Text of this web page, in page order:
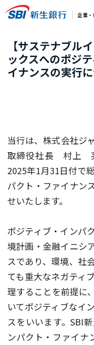
【サステナブル
ックスへのポジ
イナンスの実行
当行は、株式会社ジ
取締役社長 村上
2025年1月31日付で
パクト・ファイナン
せいたします。
ポジティブ・インパ
境計画・金融イニシ
スであり、環境、社
ても重大なネガティ
理することを前提に
いてポジティブなイ
スをいいます。SBI
ンパクト・ファイナ
企業・